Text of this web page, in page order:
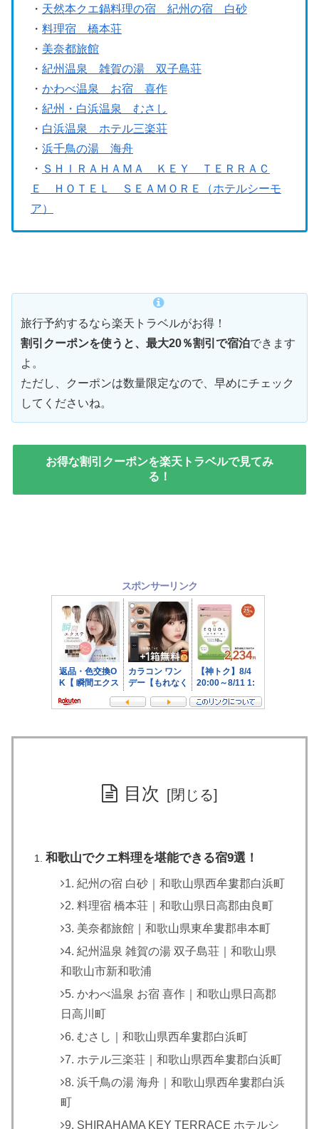
・ 天然本クエ鍋料理の宿 紀州の宿 白砂
・ 料理宿 橋本荘
・ 美奈都旅館
・ 紀州温泉 雑賀の湯 双子島荘
・ かわべ温泉 お宿 喜作
・ 紀州・白浜温泉 むさし
・ 白浜温泉 ホテル三楽荘
・ 浜千鳥の湯 海舟
・ ＳＨＩＲＡＨＡＭＡ ＫＥＹ ＴＥＲＲＡＣ
Ｅ ＨＯＴＥＬ ＳＥＡＭＯＲＥ（ホテルシーモ
ア）
旅行予約するなら楽天トラベルがお得！
割引クーポンを使うと、最大20％割引で宿泊できます
よ。
ただし、クーポンは数量限定なので、早めにチェック
してくださいね。
お得な割引クーポンを楽天トラベルで見てみ
る！
スポンサーリンク
目次
和歌山でクエ料理を堪能できる宿9選！
1. 紀州の宿 白砂｜和歌山県西牟婁郡白浜町
2. 料理宿 橋本荘｜和歌山県日高郡由良町
3. 美奈都旅館｜和歌山県東牟婁郡串本町
4. 紀州温泉 雑賀の湯 双子島荘｜和歌山県
和歌山市新和歌浦
5. かわべ温泉 お宿 喜作｜和歌山県日高郡
日高川町
6. むさし｜和歌山県西牟婁郡白浜町
7. ホテル三楽荘｜和歌山県西牟婁郡白浜町
8. 浜千鳥の湯 海舟｜和歌山県西牟婁郡白浜
町
9. SHIRAHAMA KEY TERRACE ホテルシ